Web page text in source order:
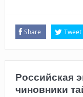
Share Tweet
Российская
чиновники